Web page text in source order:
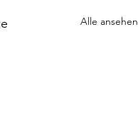
Alle ansehen